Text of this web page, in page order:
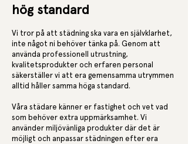
hög standard
Vi tror på att städning ska vara en självklarhet,
inte något ni behöver tänka på. Genom att
använda professionell utrustning,
kvalitetsprodukter och erfaren personal
säkerställer vi att era gemensamma utrymmen
alltid håller samma höga standard.
Våra städare känner er fastighet och vet vad
som behöver extra uppmärksamhet. Vi
använder miljövänliga produkter där det är
möjligt och anpassar städningen efter era